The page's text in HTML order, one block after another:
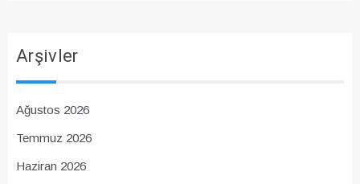
Arşivler
Ağustos 2026
Temmuz 2026
Haziran 2026